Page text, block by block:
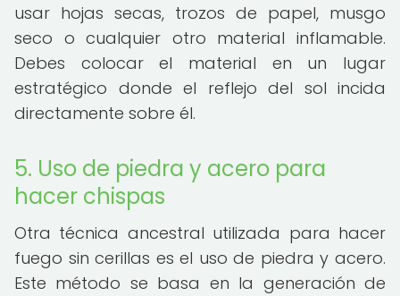
usar hojas secas, trozos de papel, musgo
seco o cualquier otro material inflamable.
Debes colocar el material en un lugar
estratégico donde el reflejo del sol incida
directamente sobre él.
5. Uso de piedra y acero para
hacer chispas
Otra técnica ancestral utilizada para hacer
fuego sin cerillas es el uso de piedra y acero.
Este método se basa en la generación de